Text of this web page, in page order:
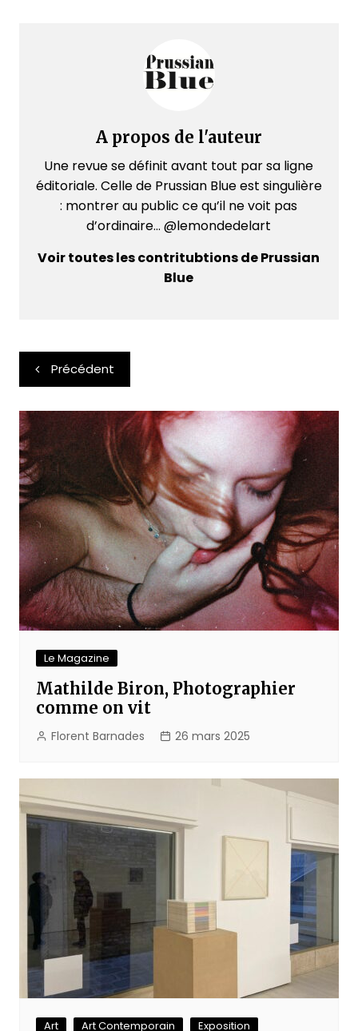
A propos de l'auteur
Une revue se définit avant tout par sa ligne
éditoriale. Celle de Prussian Blue est singulière
: montrer au public ce qu’il ne voit pas
d’ordinaire... @lemondedelart
Voir toutes les contritubtions de Prussian
Blue
Navigation
de
l’article
Précédent
Le Magazine
Mathilde Biron, Photographier
comme on vit
Florent Barnades 26 mars 2025
Art Art Contemporain Exposition